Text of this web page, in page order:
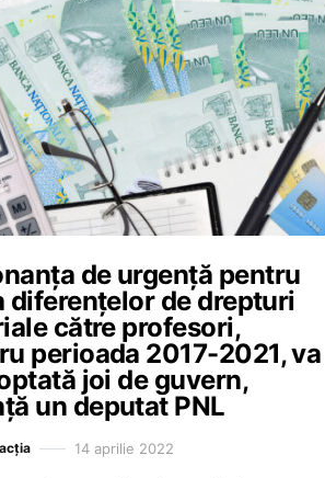
de urgență pentru
diferențelor de drepturi
către profesori,
perioada 2017-2021, va
joi de guvern,
un deputat PNL
14 aprilie 2022